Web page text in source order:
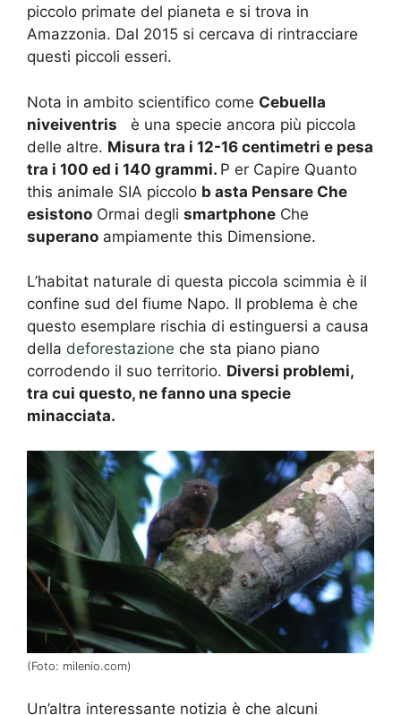
piccolo primate del pianeta e si trova in
Amazzonia. Dal 2015 si cercava di rintracciare
questi piccoli esseri.
Nota in ambito scientifico come Cebuella
niveiventris è una specie ancora più piccola
delle altre. Misura tra i 12-16 centimetri e pesa
tra i 100 ed i 140 grammi. P er Capire Quanto
this animale SIA piccolo b asta Pensare Che
esistono Ormai degli smartphone Che
superano ampiamente this Dimensione.
L’habitat naturale di questa piccola scimmia è il
confine sud del fiume Napo. Il problema è che
questo esemplare rischia di estinguersi a causa
della deforestazione che sta piano piano
corrodendo il suo territorio. Diversi problemi,
tra cui questo, ne fanno una specie
minacciata.
(Foto: milenio.com)
Un’altra interessante notizia è che alcuni